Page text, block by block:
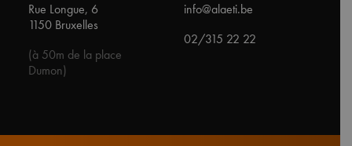
Rue Longue, 6
1150 Bruxelles
(à 50m de la place
Dumon)
info@alaeti.be
02/315 22 22